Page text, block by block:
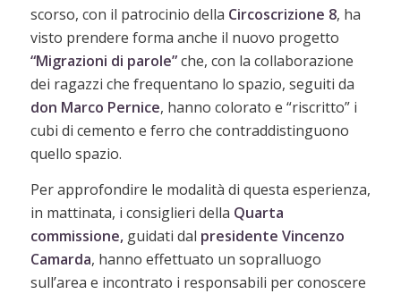
scorso, con il patrocinio della Circoscrizione 8, ha
visto prendere forma anche il nuovo progetto
“Migrazioni di parole”che, con la collaborazione
dei ragazzi che frequentano lo spazio, seguiti da
don Marco Pernice, hanno colorato e “riscritto” i
cubi di cemento e ferro che contraddistinguono
quello spazio.
Per approfondire le modalità di questa esperienza,
in mattinata, i consiglieri della Quarta
commissione,guidati dal presidente Vincenzo
Camarda, hanno effettuato un sopralluogo
sull’area e incontrato i responsabili per conoscere